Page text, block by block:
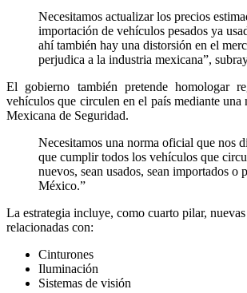
Necesitamos actualizar los precios
importación de vehículos pesados ya
ahí también hay una distorsión en el
perjudica a la industria mexicana”,
El gobierno también pretende homologar
vehículos que circulen en el país mediante
Mexicana de Seguridad.
Necesitamos una norma oficial que nos
que cumplir todos los vehículos que
nuevos, sean usados, sean importados o
México.”
La estrategia incluye, como cuarto pilar,
relacionadas con:
Cinturones
Iluminación
Sistemas de visión